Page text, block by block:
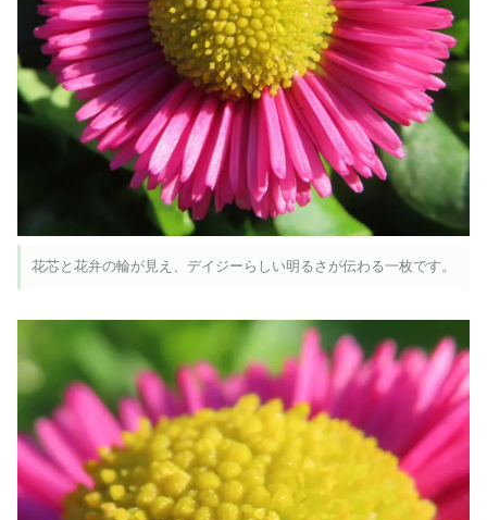
花芯と花弁の輪が見え、デイジーらしい明るさが伝わる一枚です。